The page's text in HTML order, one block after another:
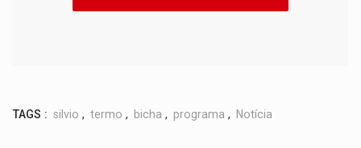
TAGS : silvio , termo , bicha , programa , Notícia